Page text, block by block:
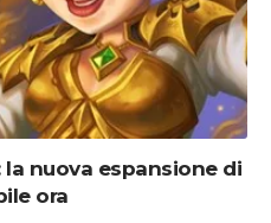
la nuova espansione di
ora